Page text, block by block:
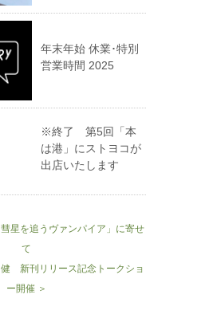
年末年始 休業･特別
営業時間 2025
※終了 第5回「本
は港」にストヨコが
出店いたします
星を追うヴァンパイア」に寄せ
て
新刊リリース記念トークショ
ー開催 ＞